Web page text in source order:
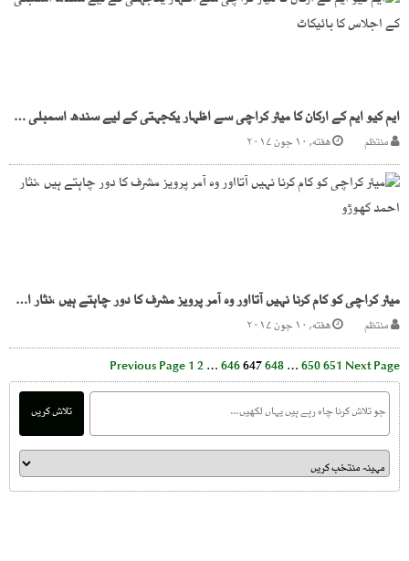
ایم کیو ایم کے ارکان کا میئر کراچی سے اظہار یکجہتی کے لیے سندھ اسمبلی کے اجلاس کا بائیکاٹ
منتظم هفته, ۱۰ جون ۲۰۱۷
میئر کراچی کو کام کرنا نہیں آتااور وہ آمر پرویز مشرف کا دور چاہتے ہیں ،نثار احمد کھوڑو
منتظم هفته, ۱۰ جون ۲۰۱۷
Previous Page12…646647648…650651Next Page
تلاش کریں